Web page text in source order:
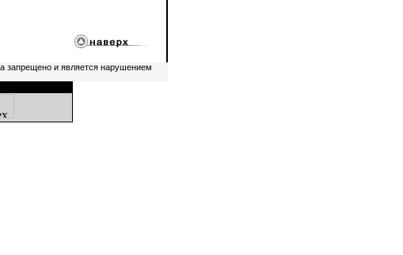
запрещено и является нарушением